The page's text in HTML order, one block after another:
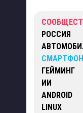
РОССИЯ
ГЕЙМИНГ
ИИ
ANDROID
LINUX